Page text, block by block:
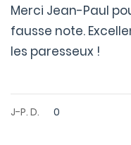
Merci Jean-Paul
fausse note.
les paresseux !
J-P. D. 0